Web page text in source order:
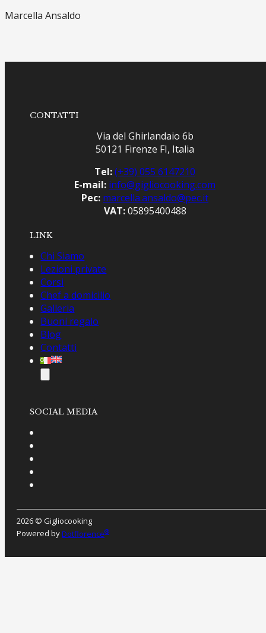
Marcella Ansaldo
CONTATTI
Via del Ghirlandaio 6b
50121 Firenze FI, Italia
Tel:(+39) 055 6147210
E-mail: info@gigliocooking.com
Pec: marcella.ansaldo@pec.it
VAT:05895400488
LINK
Chi Siamo
Lezioni private
Corsi
Chef a domicilio
Galleria
Buoni regalo
Blog
Contatti
SOCIAL MEDIA
2026 © Gigliocooking
Powered byDotflorence®